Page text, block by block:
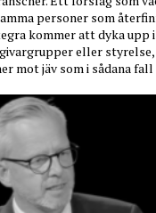
personer som
kommer att dyka upp i
eller styrelse,
mot jäv som i sådana